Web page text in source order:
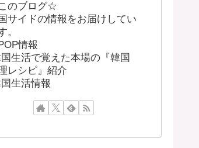
のブログ☆
サイドの情報をお届けしてい
。
情報
国生活で覚えた本場の『韓国
レシピ』紹介
国生活情報